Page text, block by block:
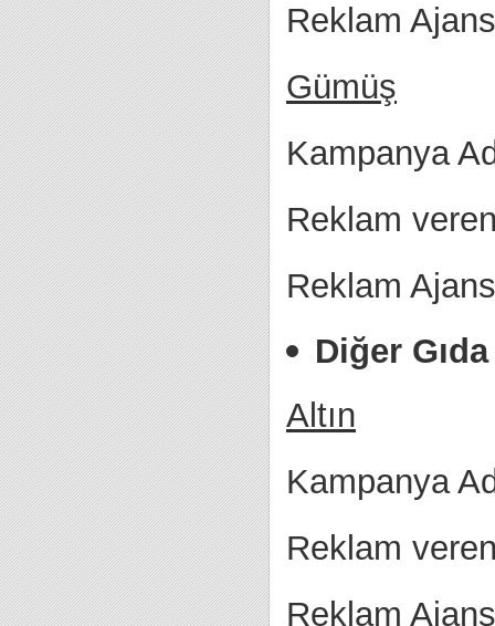
Reklam
Gümüş
Kampanya
Reklam
Reklam
Diğer
Altın
Kampanya
Reklam
Reklam